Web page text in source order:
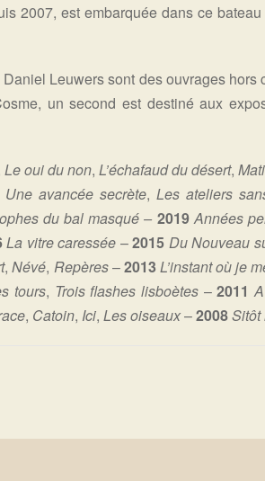
2007, est embarquée dans ce
Leuwers sont des ouvrages
un second est destiné aux
Le oui du non,L’échafaud du désert,
Une avancée secrète, Les ateliers
du bal masqué – 2019Années
La vitre caressée –2015 Du Nouveau
,Névé, Repères–2013L’instant où je
tours, Trois flashes lisboètes–2011
, Catoin, Ici, Les oiseaux–2008Sitôt